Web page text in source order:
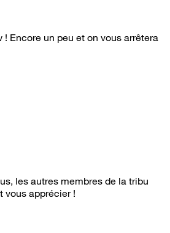
Encore un peu et on vous arrêtera
les autres membres de la tribu
vous apprécier !